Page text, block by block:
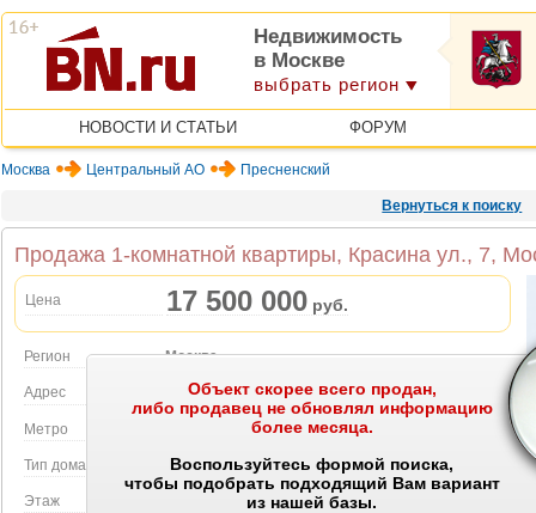
Недвижимость
в Москве
выбрать регион
НОВОСТИ И СТАТЬИ ФОРУМ
Москва Центральный АО Пресненский
Вернуться к поиску
Объект скорее всего продан,
либо продавец не обновлял информацию
более месяца.
Воспользуйтесь формой поиска,
чтобы подобрать подходящий Вам вариант
из нашей базы.
Продажа 1-комнатной квартиры, Красина ул., 7,
Цена 17 500 000 руб.
Регион Москва
Адрес Красина ул., 7 Объект на карте
Метро
Тип дома Кирпичный
Этаж 3 этаж в 5-этажном доме